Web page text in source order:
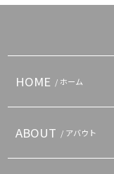
HOME / ホーム
ABOUT / アバウト